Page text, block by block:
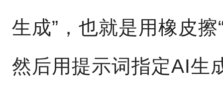
生成”，也就是用橡皮
然后用提示词指定AI生